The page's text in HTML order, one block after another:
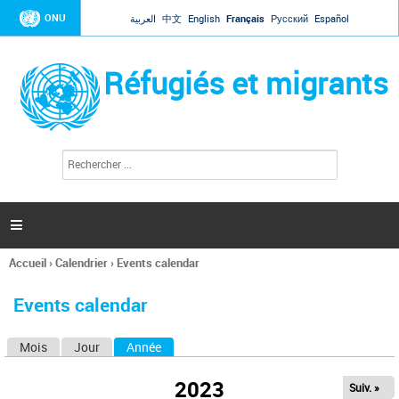
Jump to navigation
ONU العربية 中文 English Français Русский Español
Réfugiés et migrants
l
c
h
e

Vous
ici
Accueil›Calendrier› Events calendar
Events calendar
Mois Jour Année
2023 Suiv. »